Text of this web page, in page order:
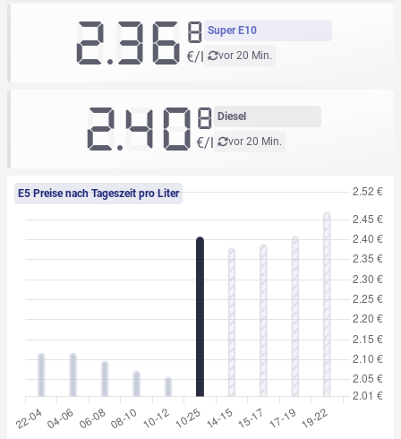
Super E10
vor 20 Min.
2.36 8
€/l
Diesel
vor 20 Min.
2.408
€/l
E5 Preise nach Tageszeit pro Liter